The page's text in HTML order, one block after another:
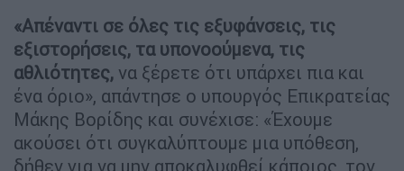
«Απέναντι σε όλες τις εξυφάνσεις, τις
εξιστορήσεις, τα υπονοούμενα, τις
αθλιότητες, να ξέρετε ότι υπάρχει πια και
ένα όριο», απάντησε ο υπουργός Επικρατείας
Μάκης Βορίδης και συνέχισε: «Έχουμε
ακούσει ότι συγκαλύπτουμε μια υπόθεση,
δήθεν για να μην αποκαλυφθεί κάποιος, τον